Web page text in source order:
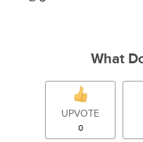
What
UPVOTE
0